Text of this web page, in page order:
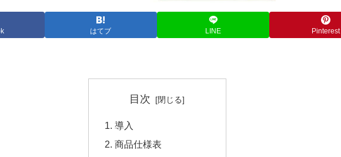
はてブ LINE Pinterest
目次
導入
商品仕様表